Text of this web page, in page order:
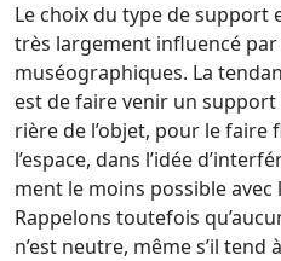
Le choix du type de support
très largement influencé par
muséographiques. La
est de faire venir un support
rière de l’objet, pour le faire
l’espace, dans l’idée
ment le moins possible avec
Rappelons toutefois
n’est neutre, même s’il tend